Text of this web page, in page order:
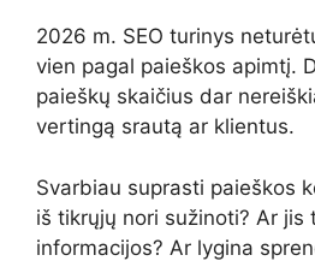
2026 m. SEO turinys
vien pagal paieškos apimtį.
paieškų skaičius dar
vertingą srautą ar klientus.
Svarbiau suprasti paieškos
iš tikrųjų nori sužinoti? Ar jis
informacijos? Ar lygina